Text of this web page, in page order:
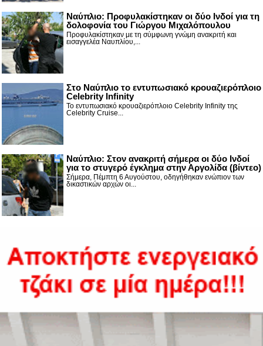
Ναύπλιο: Προφυλακίστηκαν οι δύο Ινδοί για τη
δολοφονία του Γιώργου Μιχαλόπουλου
Προφυλακίστηκαν με τη σύμφωνη γνώμη ανακριτή και
εισαγγελέα Ναυπλίου,...
Στο Ναύπλιο το εντυπωσιακό κρουαζιερόπλοιο
Celebrity Infinity
Το εντυπωσιακό κρουαζιερόπλοιο Celebrity Infinity της
Celebrity Cruise...
Nαύπλιο: Στον ανακριτή σήμερα οι δύο Ινδοί
για το στυγερό έγκλημα στην Αργολίδα (βίντεο)
Σήμερα, Πέμπτη 6 Αυγούστου, οδηγήθηκαν ενώπιον των
δικαστικών αρχών οι...